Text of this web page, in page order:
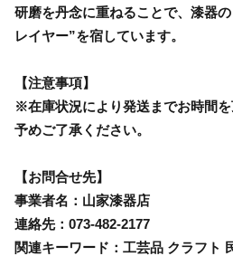
研磨を丹念に重ねることで、漆器
レイヤー”を宿しています。
【注意事項】
※在庫状況により発送までお時間を
予めご了承ください。
【お問合せ先】
事業者名：山家漆器店
連絡先：073-482-2177
関連キーワード：工芸品 クラフト